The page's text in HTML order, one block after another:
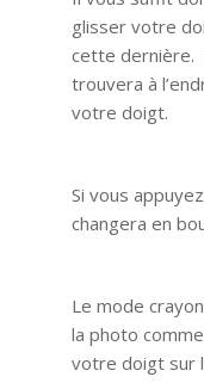
glisser votre
cette dernière.
trouvera à
votre doigt.
Si vous
changera en
Le mode
la photo
votre doigt sur